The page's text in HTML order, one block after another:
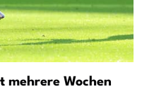
mehrere Wochen